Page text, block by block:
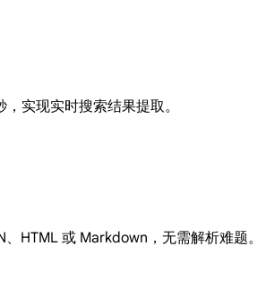
实现实时搜索结果提取。
HTML 或 Markdown，无需解析难题。